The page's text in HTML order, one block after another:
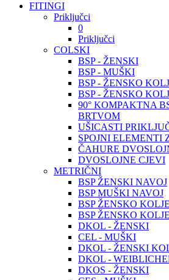
FITINGI
Priključci
0
Priključci
COLSKI
BSP - ŽENSKI
BSP - MUŠKI
BSP - ŽENSKO
BSP - ŽENSKO
90° KOMPAKTNA
BRTVOM
UŠICASTI
SPOJNI ELEMENTI
ČAHURE
DVOSLOJNE CJEVI
METRIČNI
BSP ŽENSKI NAVOJ
BSP MUŠKI NAVOJ
BSP ŽENSKO
BSP ŽENSKO
DKOL - ŽENSKI
CEL - MUŠKI
DKOL - ŽENSKI
DKOL -
DKOS - ŽENSKI